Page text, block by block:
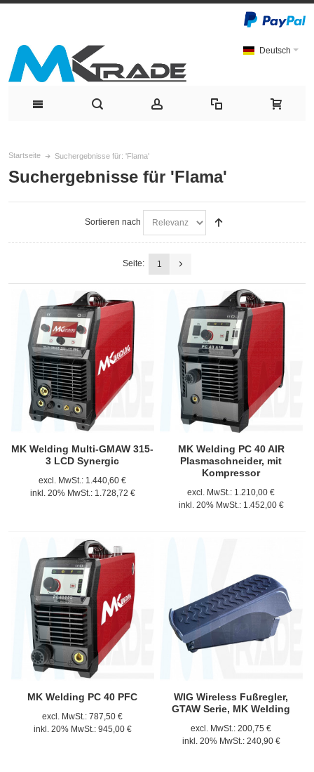
Deutsch
Startseite Suchergebnisse für: 'Flama'
Suchergebnisse für 'Flama'
Sortieren nach
Seite: 1
MK Welding Multi-GMAW 315-
3 LCD Synergic
excl. MwSt.: 1.440,60 €
inkl. 20% MwSt.: 1.728,72 €
MK Welding PC 40 AIR
Plasmaschneider, mit
Kompressor
excl. MwSt.: 1.210,00 €
inkl. 20% MwSt.: 1.452,00 €
MK Welding PC 40 PFC
excl. MwSt.: 787,50 €
inkl. 20% MwSt.: 945,00 €
WIG Wireless Fußregler,
GTAW Serie, MK Welding
excl. MwSt.: 200,75 €
inkl. 20% MwSt.: 240,90 €